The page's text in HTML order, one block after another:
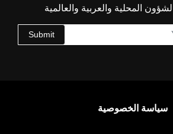
المحلية والعربية والعالمية
Submit
سياسة الخصوصية